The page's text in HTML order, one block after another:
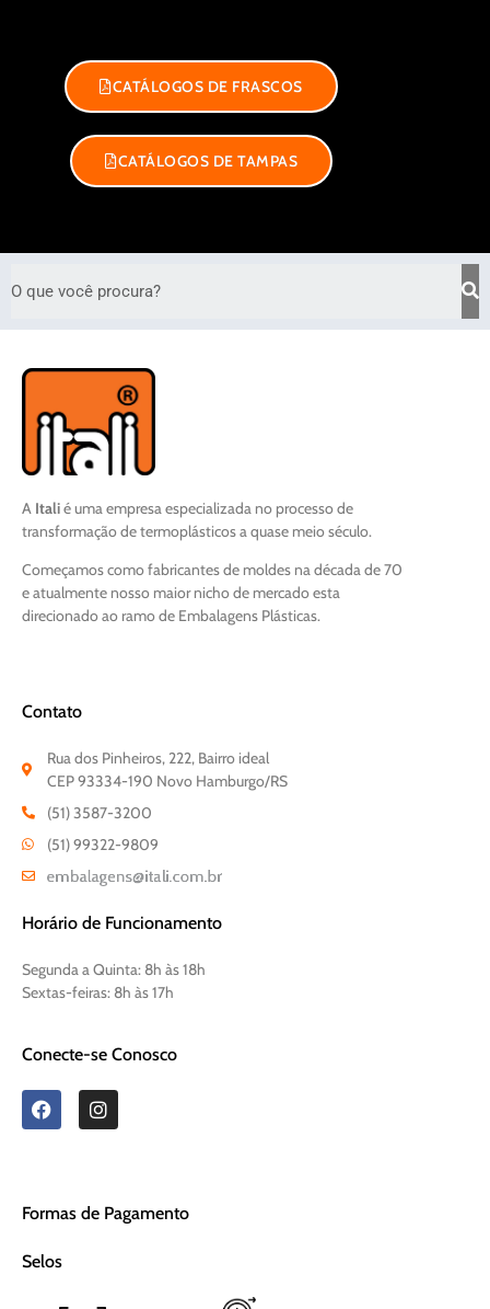
CATÁLOGOS DE FRASCOS
CATÁLOGOS DE TAMPAS
A Italié uma empresa especializada no processo de
transformação de termoplásticos a quase meio século.
Começamos como fabricantes de moldes na década de 70
e atualmente nosso maior nicho de mercado esta
direcionado ao ramo de Embalagens Plásticas.
Contato
Rua dos Pinheiros, 222, Bairro ideal
CEP 93334-190 Novo Hamburgo/RS
(51) 3587-3200
(51) 99322-9809
Horário de Funcionamento
Segunda a Quinta: 8h às 18h
Sextas-feiras: 8h às 17h
Conecte-se Conosco
Formas de Pagamento
Selos